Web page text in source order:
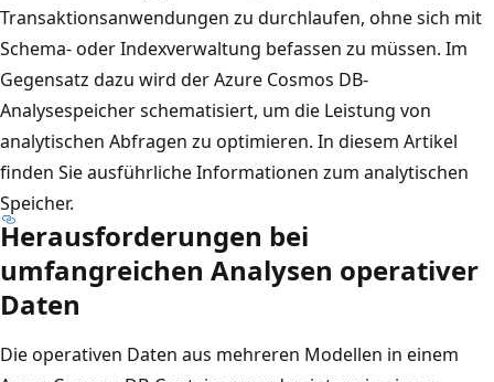
Transaktionsanwendungen zu durchlaufen, ohne sich mit
Schema- oder Indexverwaltung befassen zu müssen. Im
Gegensatz dazu wird der Azure Cosmos DB-
Analysespeicher schematisiert, um die Leistung von
analytischen Abfragen zu optimieren. In diesem Artikel
finden Sie ausführliche Informationen zum analytischen
Speicher.
Herausforderungen bei
umfangreichen Analysen operativer
Daten
Die operativen Daten aus mehreren Modellen in einem